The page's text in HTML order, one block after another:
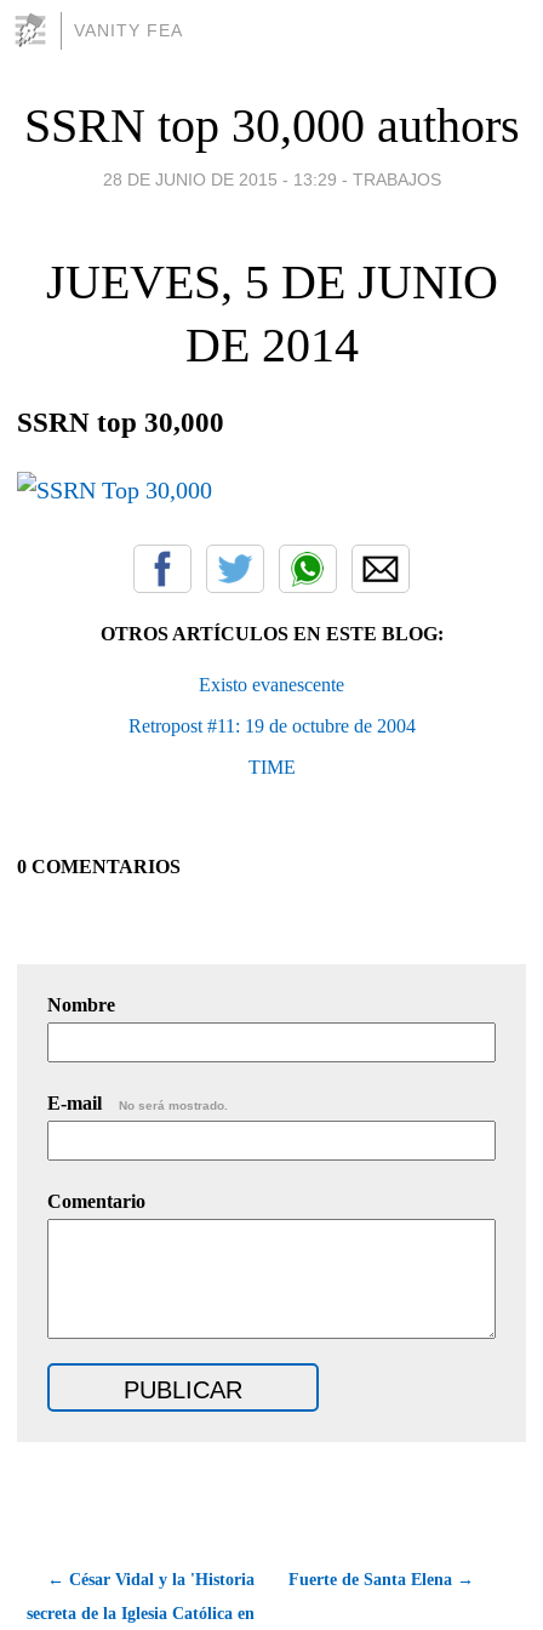
VANITY FEA
SSRN top 30,000 authors
28 DE JUNIO DE 2015 - 13:29 - TRABAJOS
JUEVES, 5 DE JUNIO
DE 2014
SSRN top 30,000
OTROS ARTÍCULOS EN ESTE BLOG:
Existo evanescente
Retropost #11: 19 de octubre de 2004
TIME
0 COMENTARIOS
Nombre
E-mail No será mostrado.
Comentario
← César Vidal y la 'Historia
secreta de la Iglesia Católica en
Fuerte de Santa Elena →